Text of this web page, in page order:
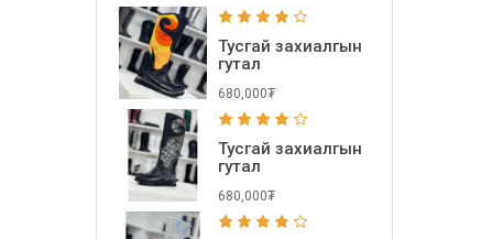
Тусгай захиалгын
гутал
680,000₮
Тусгай захиалгын
гутал
680,000₮